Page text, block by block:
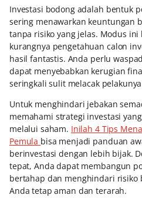
Investasi bodong adalah bentuk
sering menawarkan keuntungan
tanpa risiko yang jelas. Modus ini
kurangnya pengetahuan calon
hasil fantastis. Anda perlu
dapat menyebabkan kerugian
seringkali sulit melacak
Untuk menghindari jebakan
memahami strategi investasi
melalui saham. Inilah 4 Tips
Pemula bisa menjadi panduan
berinvestasi dengan lebih bijak.
tepat, Anda dapat membangun
bertahap dan menghindari risiko
Anda tetap aman dan terarah.